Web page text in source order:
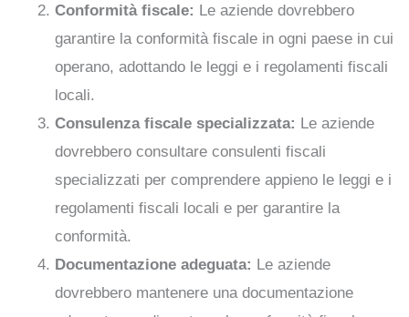
Conformità fiscale: Le aziende dovrebbero
garantire la conformità fiscale in ogni paese in cui
operano, adottando le leggi e i regolamenti fiscali
locali.
Consulenza fiscale specializzata: Le aziende
dovrebbero consultare consulenti fiscali
specializzati per comprendere appieno le leggi e i
regolamenti fiscali locali e per garantire la
conformità.
Documentazione adeguata: Le aziende
dovrebbero mantenere una documentazione